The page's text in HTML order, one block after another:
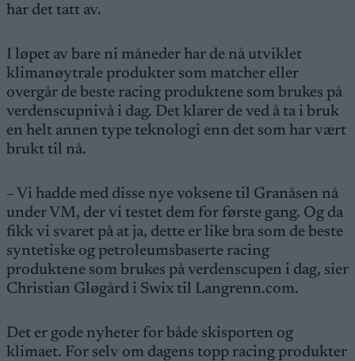
har det tatt av.
I løpet av bare ni måneder har de nå utviklet
klimanøytrale produkter som matcher eller
overgår de beste racing produktene som brukes på
verdenscupnivå i dag. Det klarer de ved å ta i bruk
en helt annen type teknologi enn det som har vært
brukt til nå.
– Vi hadde med disse nye voksene til Granåsen nå
under VM, der vi testet dem for første gang. Og da
fikk vi svaret på at ja, dette er like bra som de beste
syntetiske og petroleumsbaserte racing
produktene som brukes på verdenscupen i dag, sier
Christian Gløgård i Swix til Langrenn.com.
Det er gode nyheter for både skisporten og
klimaet. For selv om dagens topp racing produkter